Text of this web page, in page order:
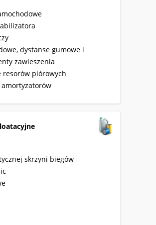
dystanse gumowe i
zawieszenia
resorów piórowych
amortyzatorów
skrzyni biegów